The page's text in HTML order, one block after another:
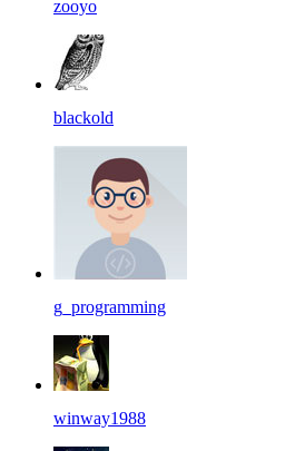
zooyo
blackold
g_programming
winway1988